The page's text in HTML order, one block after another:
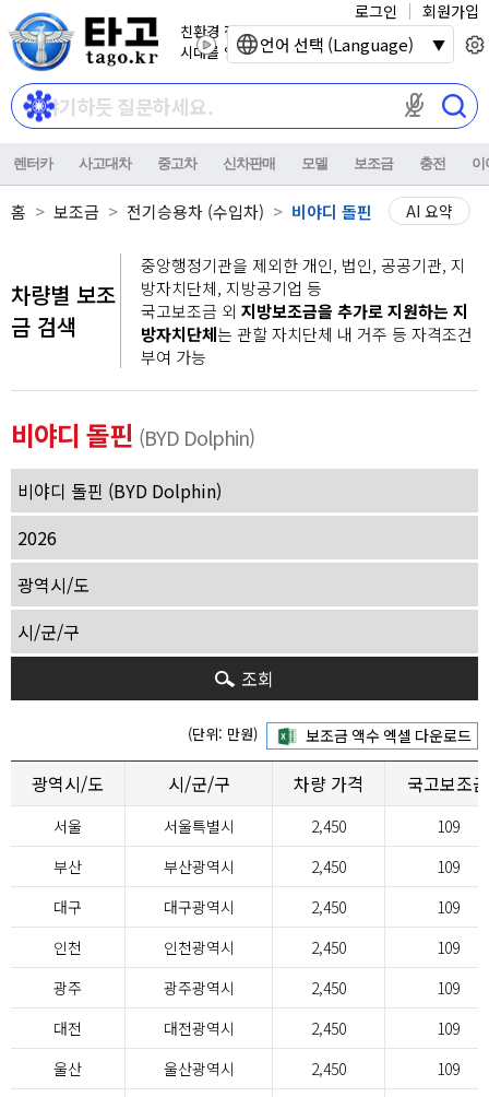
친환경 전기자동차
시대를 열어갑니다.
마이크 권한이
로그인 회원가입
렌터카 사고대차 중고차 신차판매 모델 보조금 충전 이
홈 보조금 전기승용차 (수입차) 비야디 돌핀 AI 요약
차량별 보조
금 검색
중앙행정기관을 제외한 개인, 법인, 공공기관, 지
방자치단체, 지방공기업 등
국고보조금 외 지방보조금을 추가로 지원하는 지
방자치단체는 관할 자치단체 내 거주 등 자격조건
부여 가능
비야디 돌핀 (BYD Dolphin)
조회
(단위: 만원)
광역시/도 시/군/구 차량 가격 국고보조금
서울 서울특별시 2,450
109
부산
부산광역시 2,450
109
대구
대구광역시 2,450
109
인천
인천광역시 2,450
109
광주
광주광역시 2,450
109
대전
대전광역시 2,450
109
울산
울산광역시 2,450
109
언어 선택 (Language)